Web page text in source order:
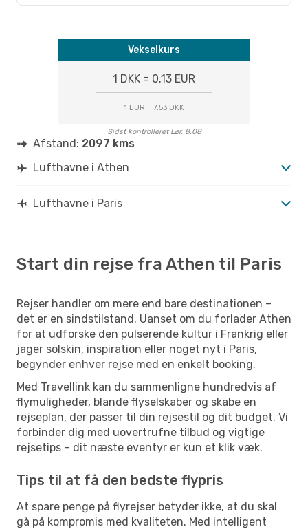
Vekselkurs
1 DKK = 0.13 EUR
1 EUR = 7.53 DKK
Sidst kontrolleret Lør. 8.08
Afstand: 2097 kms
Lufthavne i Athen
Lufthavne i Paris
Start din rejse fra Athen til Paris
Rejser handler om mere end bare destinationen –
det er en sindstilstand. Uanset om du forlader Athen
for at udforske den pulserende kultur i Frankrig eller
jager solskin, inspiration eller noget nyt i Paris,
begynder enhver rejse med en enkelt booking.
Med Travellink kan du sammenligne hundredvis af
flymuligheder, blande flyselskaber og skabe en
rejseplan, der passer til din rejsestil og dit budget. Vi
forbinder dig med uovertrufne tilbud og vigtige
rejsetips – dit næste eventyr er kun et klik væk.
Tips til at få den bedste flypris
At spare penge på flyrejser betyder ikke, at du skal
gå på kompromis med kvaliteten. Med intelligent